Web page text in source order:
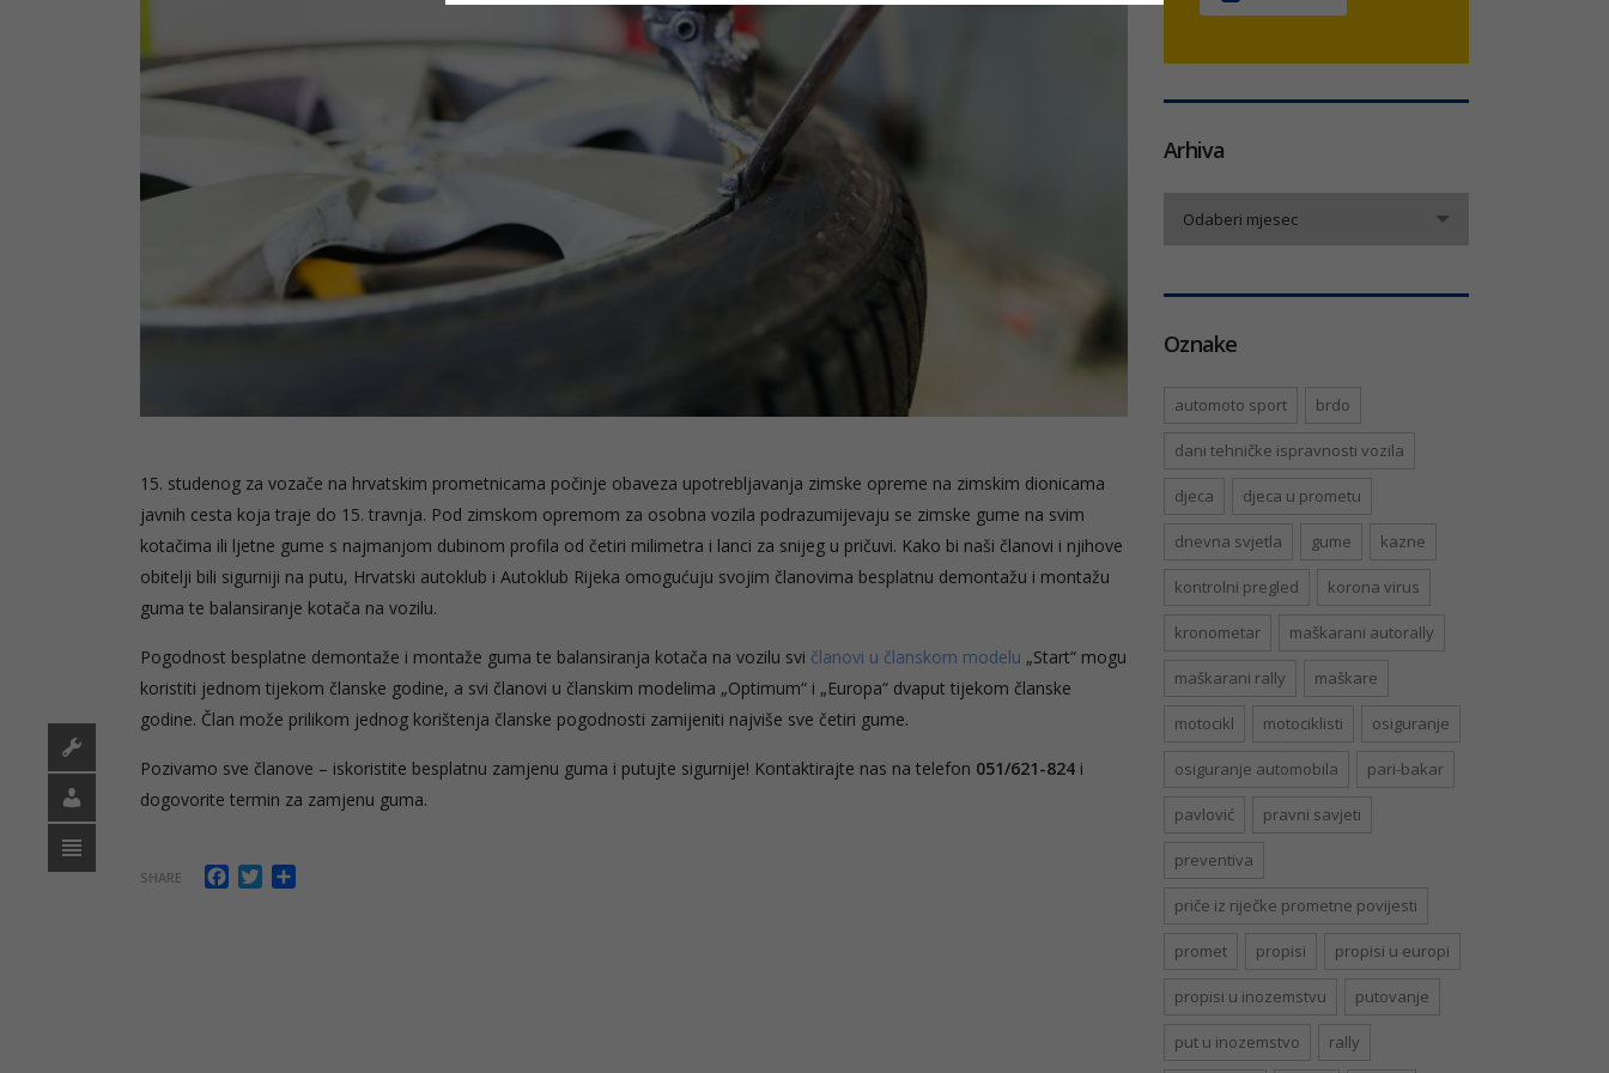
15. studenog za vozače na hrvatskim prometnicama počinje obaveza upotrebljavanja zimske opreme na zimskim dionicama
javnih cesta koja traje do 15. travnja. Pod zimskom opremom za osobna vozila podrazumijevaju se zimske gume na svim
kotačima ili ljetne gume s najmanjom dubinom profila od četiri milimetra i lanci za snijeg u pričuvi. Kako bi naši članovi i njihove
obitelji bili sigurniji na putu, Hrvatski autoklub i Autoklub Rijeka omogućuju svojim članovima besplatnu demontažu i montažu
guma te balansiranje kotača na vozilu.
Pogodnost besplatne demontaže i montaže guma te balansiranja kotača na vozilu svi članovi u članskom modelu „Start“ mogu
koristiti jednom tijekom članske godine, a svi članovi u članskim modelima „Optimum“ i „Europa“ dvaput tijekom članske
godine. Član može prilikom jednog korištenja članske pogodnosti zamijeniti najviše sve četiri gume.
Pozivamo sve članove – iskoristite besplatnu zamjenu guma i putujte sigurnije! Kontaktirajte nas na telefon 051/621-824 i
dogovorite termin za zamjenu guma.
SHARE Facebook
Twitter
Arhiva
Odaberi mjesec
Oznake
automoto sport brdo
dani tehničke ispravnosti vozila
djeca djeca u prometu
dnevna svjetla gume kazne
kontrolni pregled korona virus
kronometar maškarani autorally
maškarani rally maškare
motocikl motociklisti osiguranje
osiguranje automobila pari-bakar
pavlović pravni savjeti
preventiva
priče iz riječke prometne povijesti
promet propisi propisi u europi
propisi u inozemstvu putovanje
put u inozemstvo rally